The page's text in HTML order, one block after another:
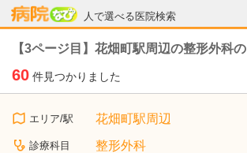
人で選べる医院検索
病院なび
【3ページ目】花畑町駅周辺の整形外科の
60 件見つかりました
エリア/駅 花畑町駅周辺
診療科目 整形外科